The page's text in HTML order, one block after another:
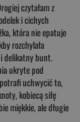
czytałam z
i cichych
która nie epatuje
rozchylała
i delikatny bunt.
ukryte pod
uchwycić to,
kobiecą siłę
miękkie, ale długie